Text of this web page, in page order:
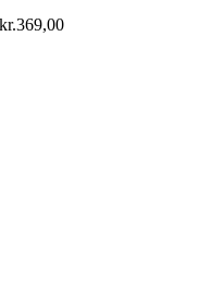
kr.369,00